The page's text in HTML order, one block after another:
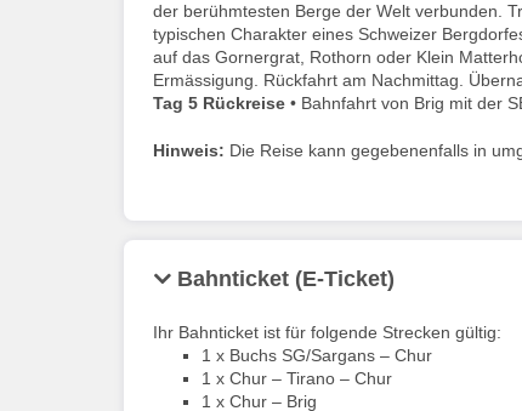
der berühmtesten Berge der Welt verbunden.
typischen Charakter eines Schweizer
auf das Gornergrat, Rothorn oder Klein
Ermässigung. Rückfahrt am Nachmittag.
Tag 5 Rückreise • Bahnfahrt von Brig mit der
Hinweis: Die Reise kann gegebenenfalls in
Bahnticket (E-Ticket)
Ihr Bahnticket ist für folgende Strecken gültig:
1 x Buchs SG/Sargans – Chur
1 x Chur – Tirano – Chur
1 x Chur – Brig